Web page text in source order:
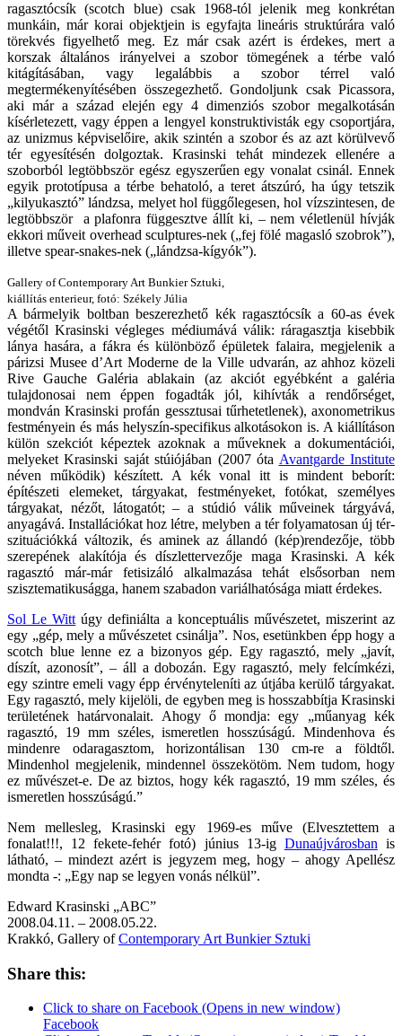
ragasztócsík (scotch blue) csak 1968-tól jelenik meg konkrétan
munkáin, már korai objektjein is egyfajta lineáris struktúrára való
törekvés figyelhető meg. Ez már csak azért is érdekes, mert a
korszak általános irányelvei a szobor tömegének a térbe való
kitágításában, vagy legalábbis a szobor térrel való
megtermékenyítésében összegezhető. Gondoljunk csak Picassora,
aki már a század elején egy 4 dimenziós szobor megalkotásán
kísérletezett, vagy éppen a lengyel konstruktivisták egy csoportjára,
az unizmus képviselőire, akik szintén a szobor és az azt körülvevő
tér egyesítésén dolgoztak. Krasinski tehát mindezek ellenére a
szoborból legtöbbször egész egyszerűen egy vonalat csinál. Ennek
egyik prototípusa a térbe behatoló, a teret átszúró, ha úgy tetszik
„kilyukasztó” lándzsa, melyet hol függőlegesen, hol vízszintesen, de
legtöbbször a plafonra függesztve állít ki, – nem véletlenül hívják
ekkori műveit overhead sculptures-nek („fej fölé magasló szobrok”),
illetve spear-snakes-nek („lándzsa-kígyók”).
Gallery of Contemporary Art BunkierSztuki,
kiállítás enterieur, fotó: Székely Júlia
A bármelyik boltban beszerezhető kék ragasztócsík a 60-as évek
végétől Krasinski végleges médiumává válik: ráragasztja kisebbik
lánya hasára, a fákra és különböző épületek falaira, megjelenik a
párizsi Musee d’Art Moderne de la Ville udvarán, az ahhoz közeli
Rive Gauche Galéria ablakain (az akciót egyébként a galéria
tulajdonosai nem éppen fogadták jól, kihívták a rendőrséget,
mondván Krasinski profán gessztusai tűrhetetlenek), axonometrikus
festményein és más helyszín-specifikus alkotásokon is. A kiállításon
külön szekciót képeztek azoknak a műveknek a dokumentációi,
melyeket Krasinski saját stúiójában (2007 óta Avantgarde Institute
néven működik) készített. A kék vonal itt is mindent beborít:
építészeti elemeket, tárgyakat, festményeket, fotókat, személyes
tárgyakat, nézőt, látogatót; – a stúdió válik műveinek tárgyává,
anyagává. Installációkat hoz létre, melyben a tér folyamatosan új tér-
szituációkká változik, és aminek az állandó (kép)rendezője, több
szerepének alakítója és díszlettervezője maga Krasinski. A kék
ragasztó már-már fetisizáló alkalmazása tehát elsősorban nem
szisztematikuságga, hanem szabadon variálhatósága miatt érdekes.
Sol Le Witt úgy definiálta a konceptuális művészetet, miszerint az
egy „gép, mely a művészetet csinálja”. Nos, esetünkben épp hogy a
scotch blue lenne ez a bizonyos gép. Egy ragasztó, mely „javít,
díszít, azonosít”, – áll a dobozán. Egy ragasztó, mely felcímkézi,
egy szintre emeli vagy épp érvényteleníti az útjába kerülő tárgyakat.
Egy ragasztó, mely kijelöli, de egyben meg is hosszabbítja Krasinski
területének határvonalait. Ahogy ő mondja: egy „műanyag kék
ragasztó, 19 mm széles, ismeretlen hosszúságú. Mindenhova és
mindenre odaragasztom, horizontálisan 130 cm-re a földtől.
Mindenhol megjelenik, mindennel összekötöm. Nem tudom, hogy
ez művészet-e. De az biztos, hogy kék ragasztó, 19 mm széles, és
ismeretlen hosszúságú.”
Nem mellesleg, Krasinski egy 1969-es műve (Elvesztettem a
fonalat!!!, 12 fekete-fehér fotó) június 13-ig Dunaújvárosban is
látható, – mindezt azért is jegyzem meg, hogy – ahogy Apellész
mondta -: „Egy nap se legyen vonás nélkül”.
Edward Krasinski „ABC”
2008.04.11. – 2008.05.22.
Krakkó, Gallery ofContemporary Art Bunkier Sztuki
Share this:
Click to share on Facebook (Opens in new window)
Facebook